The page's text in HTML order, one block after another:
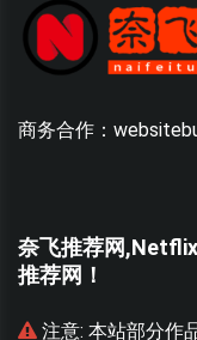
商务合作：
奈飞推荐网
推荐网！
注意: 本站部分作